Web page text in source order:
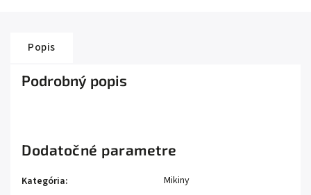
Popis
Podrobný popis
Dodatočné parametre
Kategória:
Mikiny